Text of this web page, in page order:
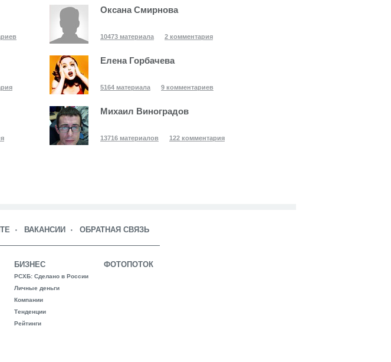
Оксана Смирнова
10473 материала 2 комментария
Елена Горбачева
5164 материала 9 комментариев
Михаил Виноградов
13716 материалов 122 комментария
ВАКАНСИИ ОБРАТНАЯ СВЯЗЬ
БИЗНЕС
РСХБ: Сделано в России
Личные деньги
Компании
Тенденции
Рейтинги
ФОТОПОТОК